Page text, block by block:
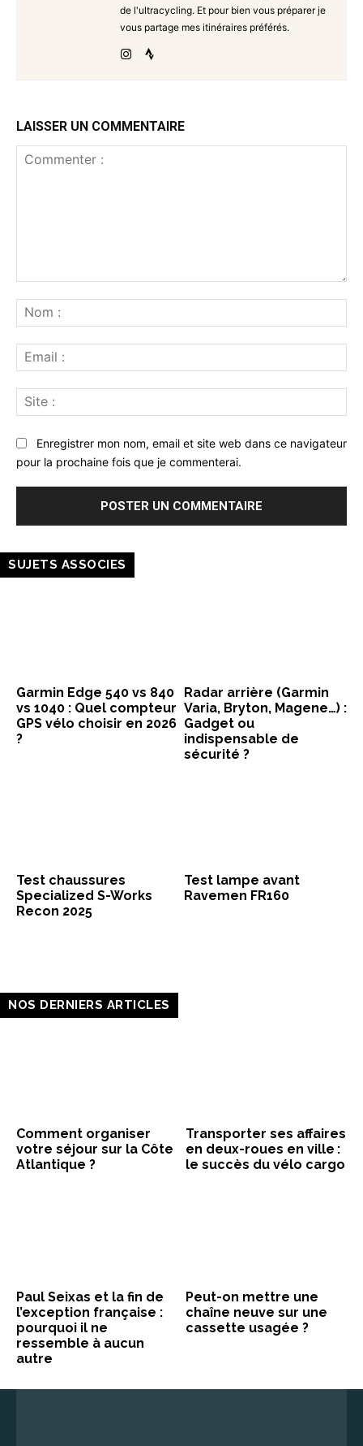
de l'ultracycling. Et pour bien vous préparer je
vous partage mes itinéraires préférés.
LAISSER UN COMMENTAIRE
:
:
:
Enregistrer mon nom, email et site web dans ce navigateur
pour la prochaine fois que je commenterai.
SUJETS ASSOCIES
Garmin Edge 540 vs 840
vs 1040 : Quel compteur
GPS vélo choisir en 2026
?
Radar arrière (Garmin
Varia, Bryton, Magene…) :
Gadget ou
indispensable de
sécurité ?
Test chaussures
Specialized S-Works
Recon 2025
Test lampe avant
Ravemen FR160
NOS DERNIERS ARTICLES
Comment organiser
votre séjour sur la Côte
Atlantique ?
Transporter ses affaires
en deux-roues en ville :
le succès du vélo cargo
Paul Seixas et la fin de
l’exception française :
pourquoi il ne
ressemble à aucun
autre
Peut-on mettre une
chaîne neuve sur une
cassette usagée ?